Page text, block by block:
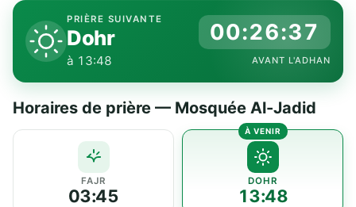
PRIÈRE SUIVANTE
Dohr
à 13:48
00:26:37
AVANT L'ADHAN
Horaires de prière — Mosquée Al-Jadid
FAJR
03:45
DOHR
13:48